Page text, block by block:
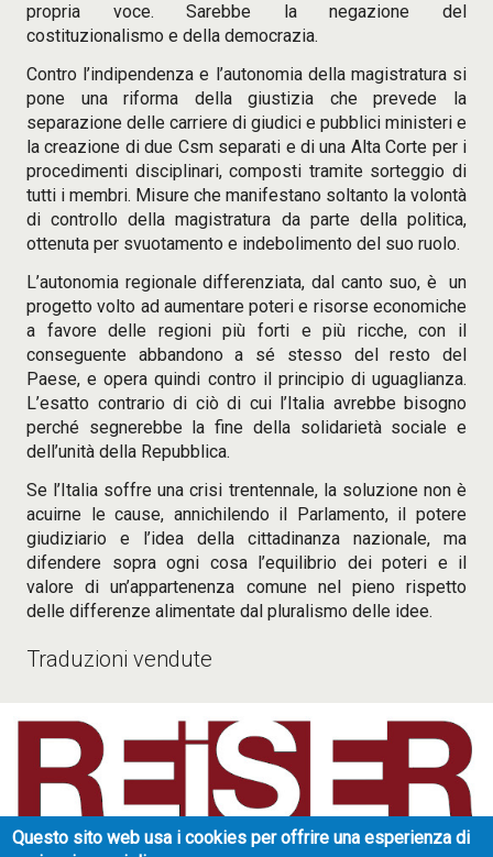
propria voce. Sarebbe la negazione del
costituzionalismo e della democrazia.
Contro l’indipendenza e l’autonomia della magistratura si
pone una riforma della giustizia che prevede la
separazione delle carriere di giudici e pubblici ministeri e
la creazione di due Csm separati e di una Alta Corte per i
procedimenti disciplinari, composti tramite sorteggio di
tutti i membri. Misure che manifestano soltanto la volontà
di controllo della magistratura da parte della politica,
ottenuta per svuotamento e indebolimento del suo ruolo.
L’autonomia regionale differenziata, dal canto suo, è un
progetto volto ad aumentare poteri e risorse economiche
a favore delle regioni più forti e più ricche, con il
conseguente abbandono a sé stesso del resto del
Paese, e opera quindi contro il principio di uguaglianza.
L’esatto contrario di ciò di cui l’Italia avrebbe bisogno
perché segnerebbe la fine della solidarietà sociale e
dell’unità della Repubblica.
Se l’Italia soffre una crisi trentennale, la soluzione non è
acuirne le cause, annichilendo il Parlamento, il potere
giudiziario e l’idea della cittadinanza nazionale, ma
difendere sopra ogni cosa l’equilibrio dei poteri e il
valore di un’appartenenza comune nel pieno rispetto
delle differenze alimentate dal pluralismo delle idee.
Traduzioni vendute
Reiser Literary Agency
Questo sito web usa i cookies per offrire una esperienza di